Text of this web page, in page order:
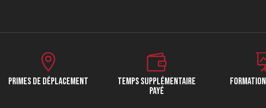

PRIMES DE DÉPLACEMENT

TEMPS SUPPLÉMENTAIRE
PAYÉ